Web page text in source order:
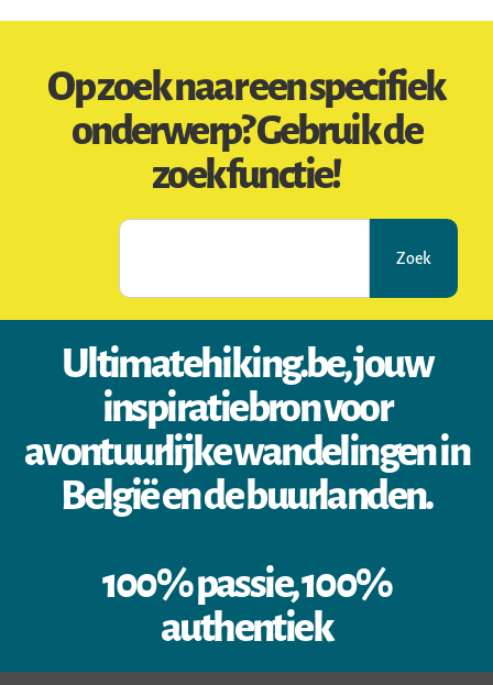
Op zoek naar een specifiek
onderwerp? Gebruik de
zoekfunctie!
Zoek
Ultimatehiking.be, jouw
inspiratiebron voor
avontuurlijke wandelingen in
België en de buurlanden.
100% passie, 100%
authentiek